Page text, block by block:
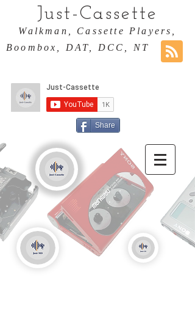
Just-Cassette
Walkman, Cassette Players,
Boombox, DAT, DCC, NT
Share